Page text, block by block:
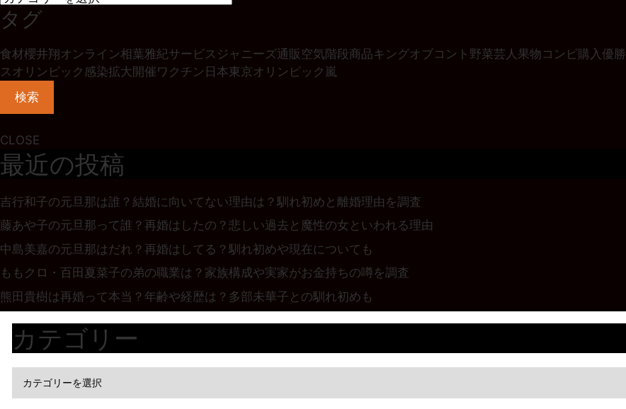
タグ
食材櫻井翔オンライン相葉雅紀サービス ジャニーズ通販 空気階段商品キングオブコント 野菜芸人 果物 コンビ購入 優勝
ス オリンピック 感染拡大開催ワクチン 日本東京オリンピック 嵐
検索
CLOSE
最近の投稿
吉行和子の元旦那は誰？結婚に向いてない理由は？馴れ初めと離婚理由を調査
藤あや子の元旦那って誰？再婚はしたの？悲しい過去と魔性の女といわれる理由
中島美嘉の元旦那はだれ？再婚はしてる？馴れ初めや現在についても
ももクロ・百田夏菜子の弟の職業は？家族構成や実家がお金持ちの噂を調査
熊田貴樹は再婚って本当？年齢や経歴は？多部未華子との馴れ初めも
カテゴリー